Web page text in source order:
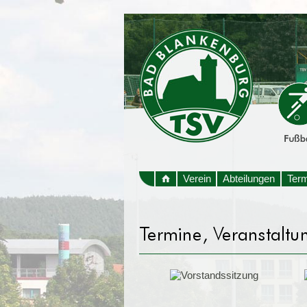
Verein Abteilungen